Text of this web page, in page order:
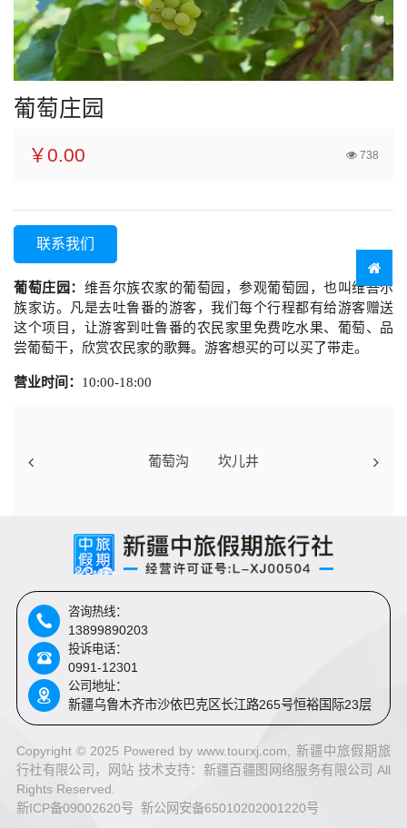
葡萄庄园
￥0.00 738
联系我们
葡萄庄园： 维吾尔族农家的葡萄园，参观葡萄园，也叫维吾尔
族家访。凡是去吐鲁番的游客，我们每个行程都有给游客赠送
这个项目，让游客到吐鲁番的农民家里免费吃水果、葡萄、品
尝葡萄干，欣赏农民家的歌舞。游客想买的可以买了带走。
营业时间： 10:00-18:00
葡萄沟 坎儿井
咨询热线：
13899890203
投诉电话：
0991-12301
公司地址：
新疆乌鲁木齐市沙依巴克区长江路265号恒裕国际23层
Copyright © 2025 Powered by www.tourxj.com, 新疆中旅假期旅
行社有限公司，网站 技术支持： 新疆百疆图网络服务有限公司 All
Rights Reserved.
新ICP备09002620号 新公网安备65010202001220号